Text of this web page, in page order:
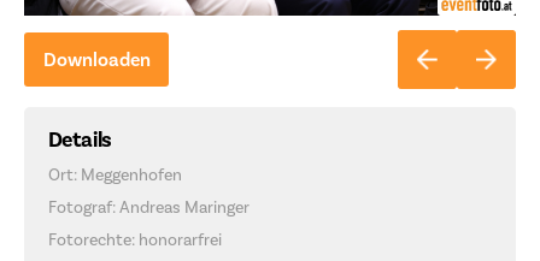
Downloaden
Details
Ort: Meggenhofen
Fotograf: Andreas Maringer
Fotorechte: honorarfrei